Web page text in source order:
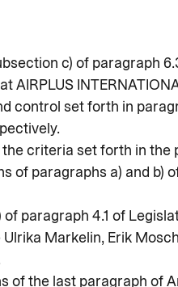
c) of paragraph
AIRPLUS
set forth in
criteria set forth in
paragraphs a) and b)
paragraph 4.1 of
Markelin, Erik
the last paragraph of